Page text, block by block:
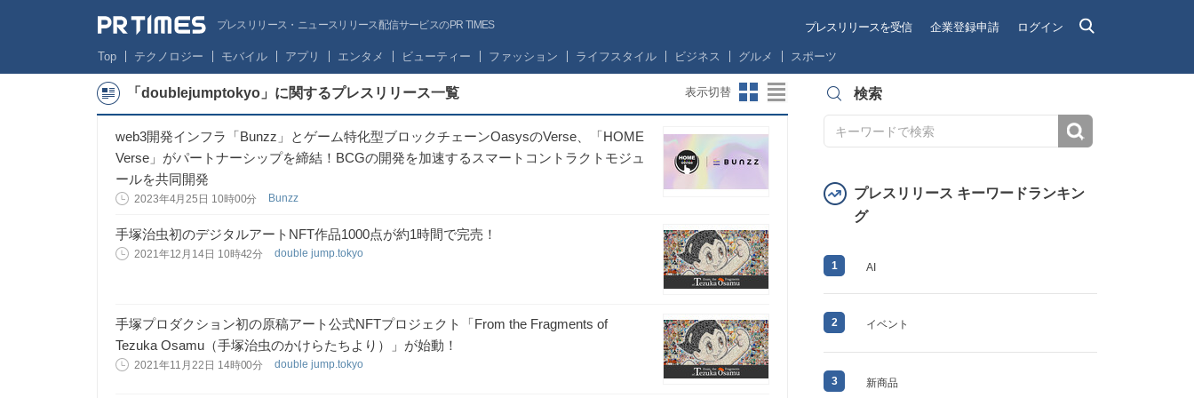
プレスリリース・ニュースリリース配信サービスのPR TIMES プレスリリースを受信 企業登録申請 ログイン
Top テクノロジー モバイル アプリ エンタメ ビューティー ファッション ライフスタイル ビジネス グルメ スポーツ
「doublejumptokyo」に関するプレスリリース一覧 表示切替
web3開発インフラ「Bunzz」とゲーム特化型ブロックチェーンOasysのVerse、「HOME
Verse」がパートナーシップを締結！BCGの開発を加速するスマートコントラクトモジュ
ールを共同開発
2023年4月25日 10時00分 Bunzz
手塚治虫初のデジタルアートNFT作品1000点が約1時間で完売！
2021年12月14日 10時42分 double jump.tokyo
手塚プロダクション初の原稿アート公式NFTプロジェクト「From the Fragments of
Tezuka Osamu（手塚治虫のかけらたちより）」が始動！
2021年11月22日 14時00分 double jump.tokyo
検索
プレスリリース キーワードランキン
グ
1 AI
2 イベント
3 新商品